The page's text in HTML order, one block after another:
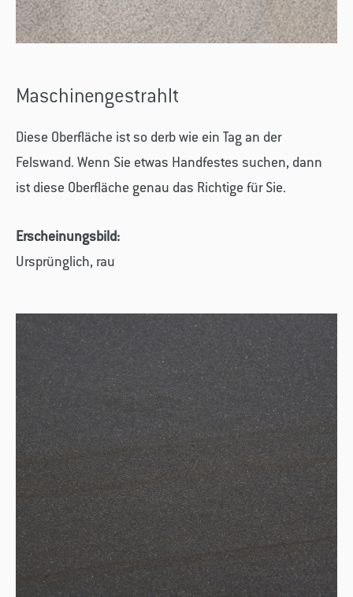
Maschinengestrahlt
Diese Oberfläche ist so derb wie ein Tag an der
Felswand. Wenn Sie etwas Handfestes suchen, dann
ist diese Oberfläche genau das Richtige für Sie.
Erscheinungsbild:
Ursprünglich, rau